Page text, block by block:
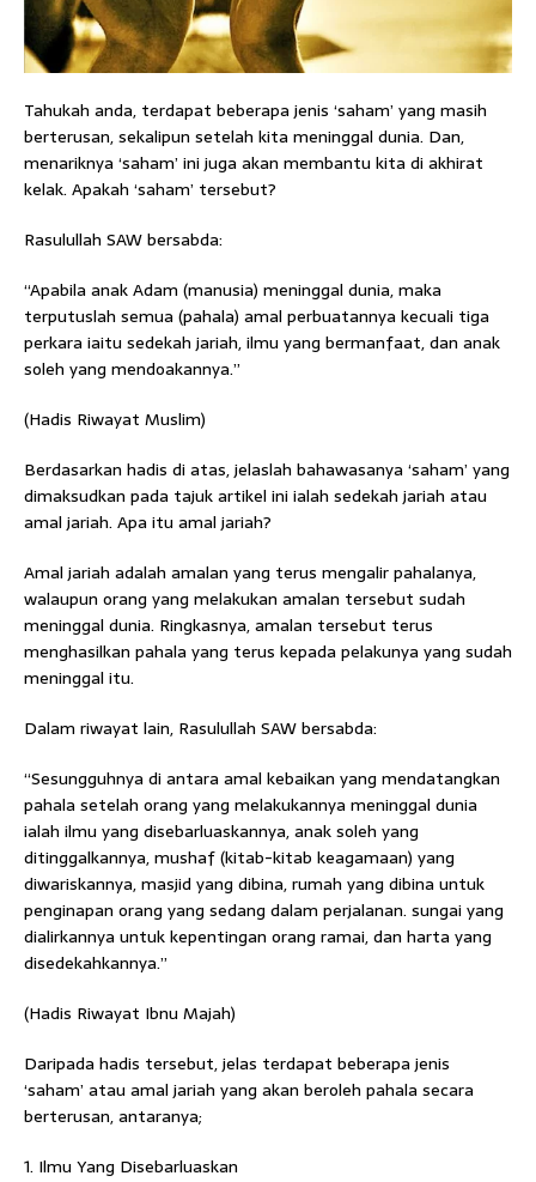
Tahukah anda, terdapat beberapa jenis ‘saham’ yang masih
berterusan, sekalipun setelah kita meninggal dunia. Dan,
menariknya ‘saham’ ini juga akan membantu kita di akhirat
kelak. Apakah ‘saham’ tersebut?
Rasulullah SAW bersabda:
“Apabila anak Adam (manusia) meninggal dunia, maka
terputuslah semua (pahala) amal perbuatannya kecuali tiga
perkara iaitu sedekah jariah, ilmu yang bermanfaat, dan anak
soleh yang mendoakannya.”
(Hadis Riwayat Muslim)
Berdasarkan hadis di atas, jelaslah bahawasanya ‘saham’ yang
dimaksudkan pada tajuk artikel ini ialah sedekah jariah atau
amal jariah. Apa itu amal jariah?
Amal jariah adalah amalan yang terus mengalir pahalanya,
walaupun orang yang melakukan amalan tersebut sudah
meninggal dunia. Ringkasnya, amalan tersebut terus
menghasilkan pahala yang terus kepada pelakunya yang sudah
meninggal itu.
Dalam riwayat lain, Rasulullah SAW bersabda:
“Sesungguhnya di antara amal kebaikan yang mendatangkan
pahala setelah orang yang melakukannya meninggal dunia
ialah ilmu yang disebarluaskannya, anak soleh yang
ditinggalkannya, mushaf (kitab-kitab keagamaan) yang
diwariskannya, masjid yang dibina, rumah yang dibina untuk
penginapan orang yang sedang dalam perjalanan. sungai yang
dialirkannya untuk kepentingan orang ramai, dan harta yang
disedekahkannya.”
(Hadis Riwayat Ibnu Majah)
Daripada hadis tersebut, jelas terdapat beberapa jenis
‘saham’ atau amal jariah yang akan beroleh pahala secara
berterusan, antaranya;
1. Ilmu Yang Disebarluaskan